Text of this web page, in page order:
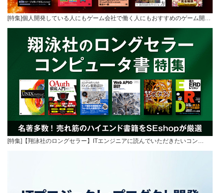
[特集]個人開発している人にもゲーム会社で働く人にもおすすめのゲーム開…
[特集]【翔泳社のロングセラー】ITエンジニアに読んでいただきたいコン…